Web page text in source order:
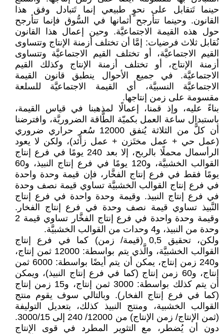
حينما تَتقابل على نحوٍ طبيعي إنما تَتبادل وفق هذا
القانون. وحينما تتأرجح أثمانها في السُّوق فإنما تتأرجح
حول هذه القيمة الاجتماعيَّة. وحين إعمال هذا القانون
نُقابل ثلاث فرضيات: إمَّا أن تختلف أزمنة الإنتاج وتتساوى
القيم الاجتماعيَّة، أو تختلف القيم الاجتماعيَّة وتتساوى
أزمنة الإنتاج، أو تختلف أزمنة الإنتاج وكذلك القيم
الاجتماعيَّة. في جميع الأحوال ينطبق قانون القيمة
الاجتماعيَّة النسبيَّة، أي القيمة الاجتماعيَّة للسلعة
مقسومة على زمن إنتاجها.
بناءً عليه، وإذ قمنا، إعمالًا لمذهبنا في قياس القيمة،
باستبدال ساعة العمل بكميّة الطَّاقة الضروريَّة، وافترضنا
أن كلًّ من الثلاثة يُنفق 12000 سُعرٍ حراري ضروري
(عمل حي + عمل مختَزن + عمل زائد)، ولكن لا يعود
الرأسمال محملًا بالربح، إلا بعد 240 يومًا في فرع إنتاج
القوالب الخشبيَّة، و120 يومًا في فرع إنتاج النبيذ، و60
يومًا فقط في فرع إنتاج الفخَّار، فإن قيمة وحدة واحدة
في فرع إنتاج القوالب الخشبيَّة تساوي قيمة نصف وحدة
في فرع إنتاج النبيذ. وقيمة وحدة واحدة في فرع إنتاج
النَّبيذ تساوي قيمة نصف وحدة في فرع إنتاج الفخار.
وقيمة وحدة واحدة في فرع إنتاج الفخَّار تساوي قيمة 2
وحدة من النبيذ، و4 وحدات من القوالب الخشبيَّة.
ولكن، تحقيق 0,5 (قيمة/ زمن) كما في فرع إنتاج
القوالب الخشبيَّة، والَّذي يتم بواسطة: 12000 ثمن إنتاج،
و240 زمن إنتاج، يمكن أن يتم أيضًا بواسطة: 6000 ثمن
إنتاج، و60 زمن إنتاج (كما في فرع إنتاج النبيذ)، ويمكن
أن يتم كذلك بواسطة: 3000 ثمن إنتاج، و15 زمن إنتاج
(كما في فرع إنتاج الفخار). وبالتالي سوف يقوم منتج
القوالب الخشبية، ومنتج النبيذ كذلك، بتعديل التوليفة
(ثمن الإنتاج/ زمن الإنتاج) من 12000/ 240 إلى 3000/15.
دون أن يُضطر، مع التثوير المطرد في قوى الإنتاج